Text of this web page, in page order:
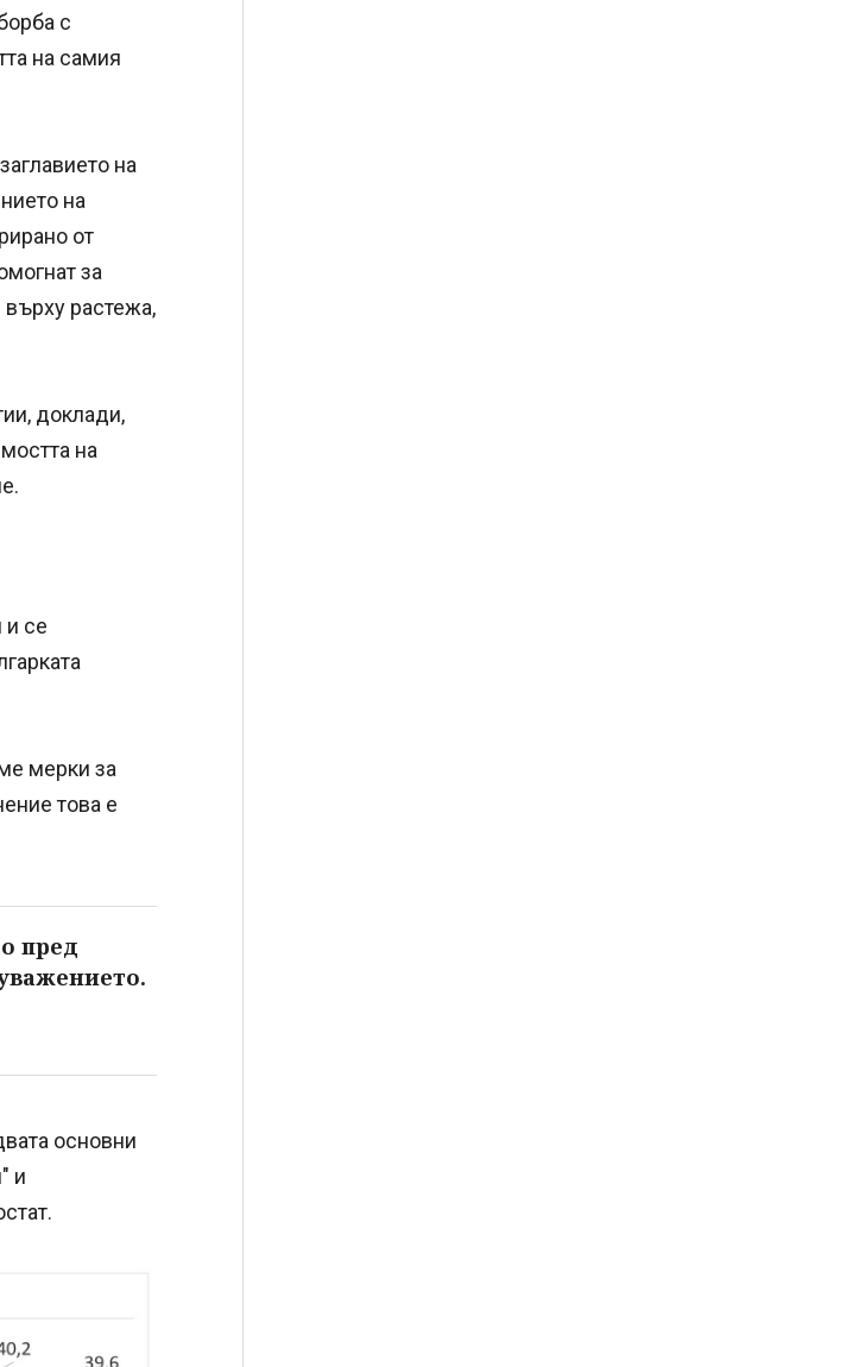
с
на самия
на
на
от
за
растежа,
доклади,
на
и се
мерки за
това е
пред
основни
и